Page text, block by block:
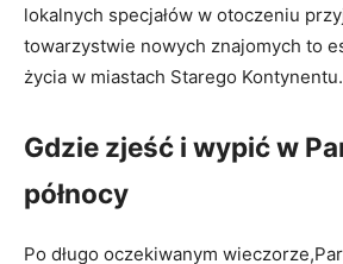
lokalnych specjałów w otoczeniu
towarzystwie nowych znajomych to
życia w miastach Starego Kontynentu.
Gdzie zjeść i wypić w
północy
Po długo oczekiwanym